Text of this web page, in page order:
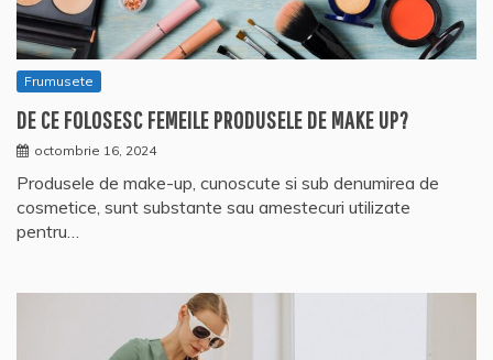
Frumusete
DE CE FOLOSESC FEMEILE PRODUSELE DE MAKE UP?
octombrie 16, 2024
Produsele de make-up, cunoscute si sub denumirea de
cosmetice, sunt substante sau amestecuri utilizate
pentru…